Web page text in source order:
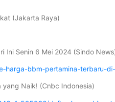
(Jakarta Raya)
Ini Senin 6 Mei 2024 (Sindo
harga-bbm-pertamina-terbaru-
yang Naik! (Cnbc Indonesia)